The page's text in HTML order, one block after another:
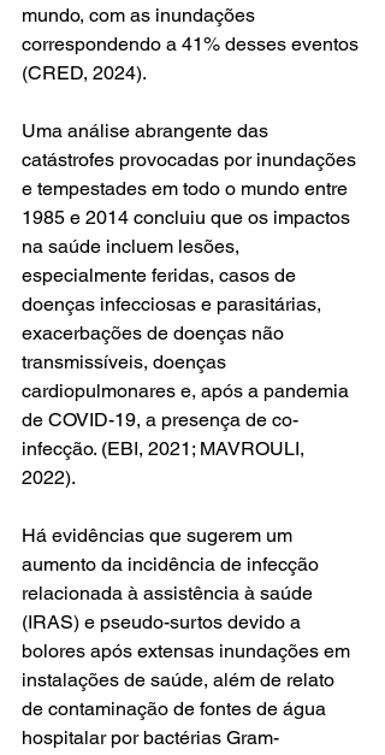
mundo, com as inundações
correspondendo a 41% desses eventos
(CRED, 2024).
Uma análise abrangente das
catástrofes provocadas por inundações
e tempestades em todo o mundo entre
1985 e 2014 concluiu que os impactos
na saúde incluem lesões,
especialmente feridas, casos de
doenças infecciosas e parasitárias,
exacerbações de doenças não
transmissíveis, doenças
cardiopulmonares e, após a pandemia
de COVID-19, a presença de co-
infecção. (EBI, 2021; MAVROULI,
2022).
Há evidências que sugerem um
aumento da incidência de infecção
relacionada à assistência à saúde
(IRAS) e pseudo-surtos devido a
bolores após extensas inundações em
instalações de saúde, além de relato
de contaminação de fontes de água
hospitalar por bactérias Gram-